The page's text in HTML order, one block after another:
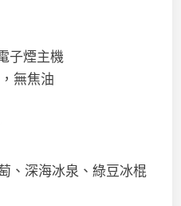
子煙主機
無焦油
、深海冰泉、綠豆冰棍